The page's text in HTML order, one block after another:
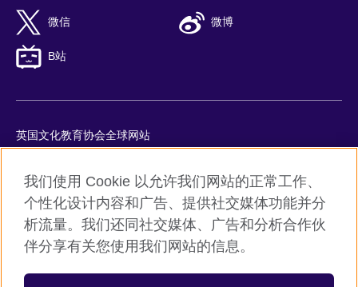
微信 微博
B站
英国文化教育协会全球网站
Cookie
网站地图
ICP number: 京ICP备10044692号-8
京公网安备11010502045859号
我们使用 Cookie 以允许我们网站的正常工作、
个性化设计内容和广告、提供社交媒体功能并分
析流量。我们还同社交媒体、广告和分析合作伙
伴分享有关您使用我们网站的信息。